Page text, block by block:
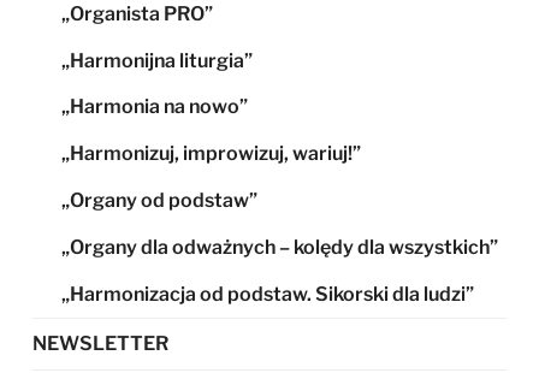
„Organista PRO”
„Harmonijna liturgia”
„Harmonia na nowo”
„Harmonizuj, improwizuj, wariuj!”
„Organy od podstaw”
„Organy dla odważnych – kolędy dla wszystkich”
„Harmonizacja od podstaw. Sikorski dla ludzi”
NEWSLETTER